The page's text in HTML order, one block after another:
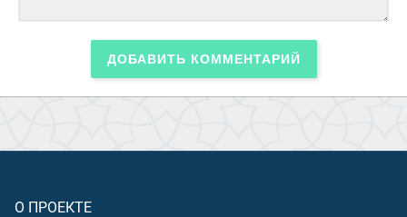
ДОБАВИТЬ КОММЕНТАРИЙ
О ПРОЕКТЕ